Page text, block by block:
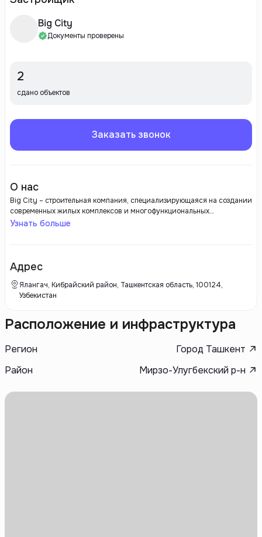
Big City
Документы проверены
2
сдано объектов
Заказать звонок
О нас
Big City – строительная компания, специализирующаяся на создании
современных жилых комплексов и многофункциональных
пространств. Компания известна своими проектами, которые
коммерческих объектов на территории своих комплексов.
Узнать больше
Адрес
Ялангач, Кибрайский район, Ташкентская область, 100124,
Узбекистан
Расположение и инфраструктура
Регион
Город Ташкент
Район
Мирзо-Улугбекский р-н